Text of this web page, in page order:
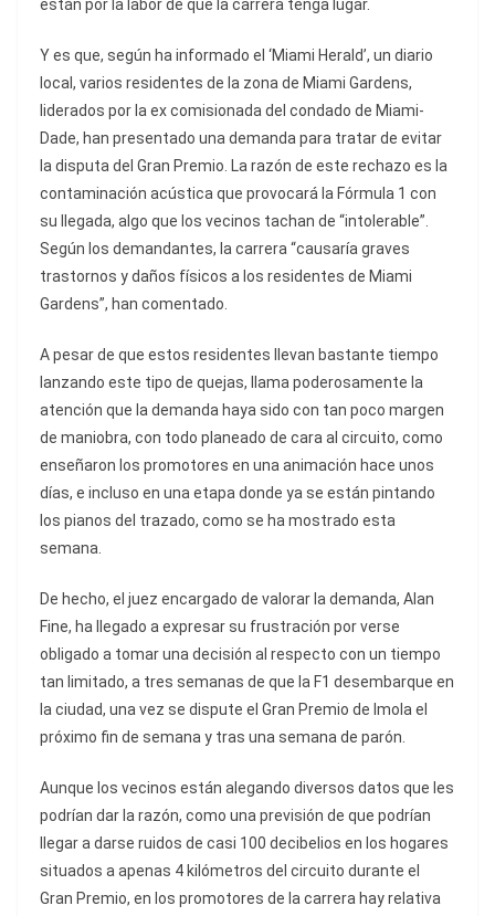
están por la labor de que la carrera tenga lugar.
Y es que, según ha informado el ‘Miami Herald’, un diario
local, varios residentes de la zona de Miami Gardens,
liderados por la ex comisionada del condado de Miami-
Dade, han presentado una demanda para tratar de evitar
la disputa del Gran Premio. La razón de este rechazo es la
contaminación acústica que provocará la Fórmula 1 con
su llegada, algo que los vecinos tachan de “intolerable”.
Según los demandantes, la carrera “causaría graves
trastornos y daños físicos a los residentes de Miami
Gardens”, han comentado.
A pesar de que estos residentes llevan bastante tiempo
lanzando este tipo de quejas, llama poderosamente la
atención que la demanda haya sido con tan poco margen
de maniobra, con todo planeado de cara al circuito, como
enseñaron los promotores en una animación hace unos
días, e incluso en una etapa donde ya se están pintando
los pianos del trazado, como se ha mostrado esta
semana.
De hecho, el juez encargado de valorar la demanda, Alan
Fine, ha llegado a expresar su frustración por verse
obligado a tomar una decisión al respecto con un tiempo
tan limitado, a tres semanas de que la F1 desembarque en
la ciudad, una vez se dispute el Gran Premio de Imola el
próximo fin de semana y tras una semana de parón.
Aunque los vecinos están alegando diversos datos que les
podrían dar la razón, como una previsión de que podrían
llegar a darse ruidos de casi 100 decibelios en los hogares
situados a apenas 4 kilómetros del circuito durante el
Gran Premio, en los promotores de la carrera hay relativa